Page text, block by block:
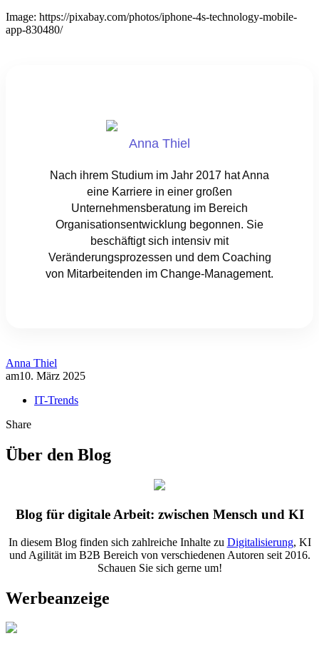
Image: https://pixabay.com/photos/iphone-4s-technology-mobile-
app-830480/
Anna Thiel
Nach ihrem Studium im Jahr 2017 hat Anna
eine Karriere in einer großen
Unternehmensberatung im Bereich
Organisationsentwicklung begonnen. Sie
beschäftigt sich intensiv mit
Veränderungsprozessen und dem Coaching
von Mitarbeitenden im Change-Management.
Anna Thiel
am10. März 2025
IT-Trends
Share
Über den Blog
Blog für digitale Arbeit: zwischen Mensch und KI
In diesem Blog finden sich zahlreiche Inhalte zu Digitalisierung, KI
und Agilität im B2B Bereich von verschiedenen Autoren seit 2016.
Schauen Sie sich gerne um!
Werbeanzeige